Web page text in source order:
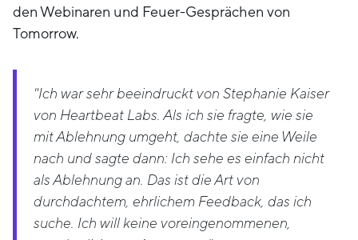
den Webinaren und Feuer-Gesprächen von
Tomorrow.
"Ich war sehr beeindruckt von Stephanie Kaiser
von Heartbeat Labs. Als ich sie fragte, wie sie
mit Ablehnung umgeht, dachte sie eine Weile
nach und sagte dann: Ich sehe es einfach nicht
als Ablehnung an. Das ist die Art von
durchdachtem, ehrlichem Feedback, das ich
suche. Ich will keine voreingenommenen,